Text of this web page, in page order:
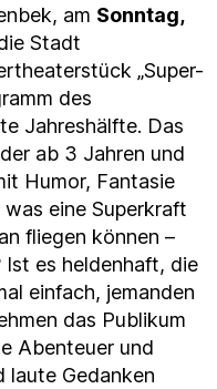
am Sonntag,
Stadt
„Super-
des
Jahreshälfte. Das
ab 3 Jahren und
Humor, Fantasie
eine Superkraft
fliegen können –
es heldenhaft, die
einfach, jemanden
das Publikum
Abenteuer und
laute Gedanken